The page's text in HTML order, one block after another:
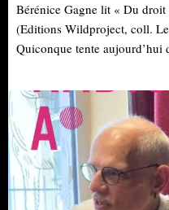
Bérénice Gagne lit « Du
(Editions Wildproject, coll.
Quiconque tente aujourd’hui